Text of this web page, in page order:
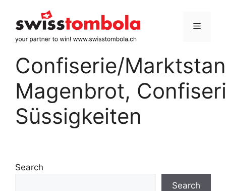
content
Menu
Confiserie/
Magenbrot,
Süssigkeiten
Search
Search